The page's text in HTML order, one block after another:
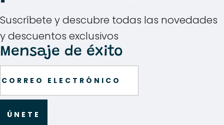
Suscríbete y descubre todas las novedades
y descuentos exclusivos
Mensaje de éxito
ÚNETE